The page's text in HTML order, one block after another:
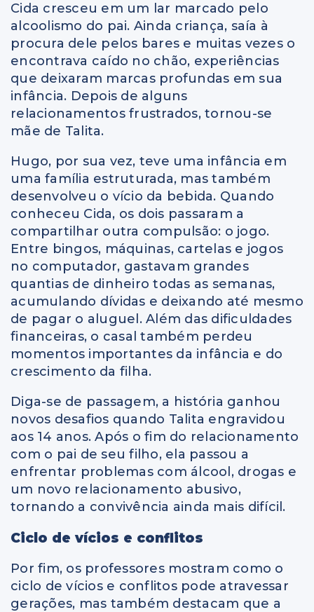
Cida cresceu em um lar marcado pelo
alcoolismo do pai. Ainda criança, saía à
procura dele pelos bares e muitas vezes o
encontrava caído no chão, experiências
que deixaram marcas profundas em sua
infância. Depois de alguns
relacionamentos frustrados, tornou-se
mãe de Talita.
Hugo, por sua vez, teve uma infância em
uma família estruturada, mas também
desenvolveu o vício da bebida. Quando
conheceu Cida, os dois passaram a
compartilhar outra compulsão: o jogo.
Entre bingos, máquinas, cartelas e jogos
no computador, gastavam grandes
quantias de dinheiro todas as semanas,
acumulando dívidas e deixando até mesmo
de pagar o aluguel. Além das dificuldades
financeiras, o casal também perdeu
momentos importantes da infância e do
crescimento da filha.
Diga-se de passagem, a história ganhou
novos desafios quando Talita engravidou
aos 14 anos. Após o fim do relacionamento
com o pai de seu filho, ela passou a
enfrentar problemas com álcool, drogas e
um novo relacionamento abusivo,
tornando a convivência ainda mais difícil.
Ciclo de vícios e conflitos
Por fim, os professores mostram como o
ciclo de vícios e conflitos pode atravessar
gerações, mas também destacam que a